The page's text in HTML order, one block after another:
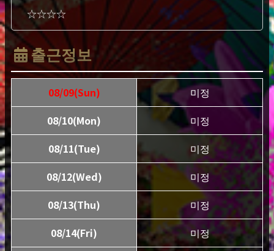
☆☆☆☆
출근정보
08/09(Sun)
미정
08/10(Mon)
미정
08/11(Tue)
미정
08/12(Wed)
미정
08/13(Thu)
미정
08/14(Fri)
미정